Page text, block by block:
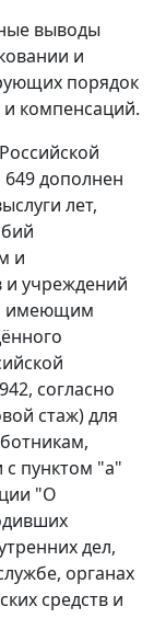
выводы
и
порядок
и компенсаций.
649 дополнен
лет,
и
и учреждений
имеющим
согласно
стаж) для
с пунктом "а"
"О
дел,
органах
средств и